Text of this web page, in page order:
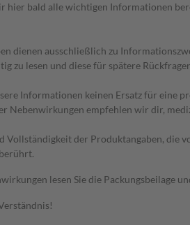
hier bald alle wichtigen Informationen
dienen ausschließlich zu
zu lesen und diese für spätere
Informationen keinen Ersatz für eine
Nebenwirkungen empfehlen wir dir,
Vollständigkeit der Produktangaben, die
lesen Sie die Packungsbeilage